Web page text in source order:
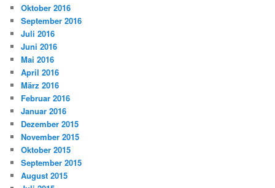
Oktober 2016
September 2016
Juli 2016
Juni 2016
Mai 2016
April 2016
März 2016
Februar 2016
Januar 2016
Dezember 2015
November 2015
Oktober 2015
September 2015
August 2015